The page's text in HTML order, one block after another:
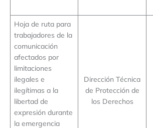
Hoja de ruta para
trabajadores de la
comunicación
afectados por
limitaciones
ilegales e
ilegítimas a la
libertad de
expresión durante
la emergencia
Dirección Técnica
de Protección de
los Derechos